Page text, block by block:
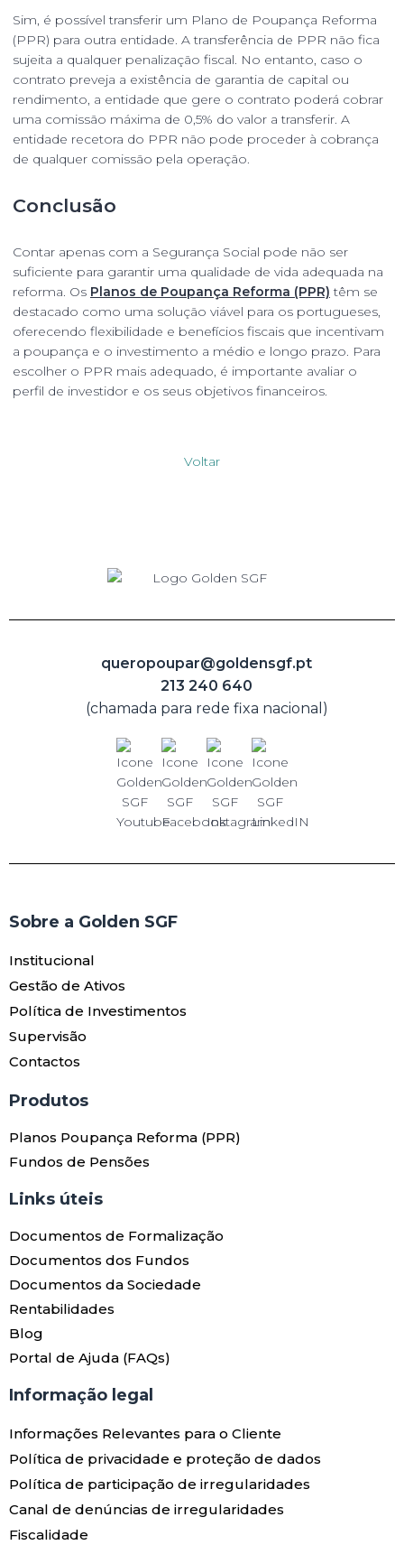
Sim, é possível transferir um Plano de Poupança Reforma
(PPR) para outra entidade. A transferência de PPR não fica
sujeita a qualquer penalização fiscal. No entanto, caso o
contrato preveja a existência de garantia de capital ou
rendimento, a entidade que gere o contrato poderá cobrar
uma comissão máxima de 0,5% do valor a transferir. A
entidade recetora do PPR não pode proceder à cobrança
de qualquer comissão pela operação.
Conclusão
Contar apenas com a Segurança Social pode não ser
suficiente para garantir uma qualidade de vida adequada na
reforma. Os Planos de Poupança Reforma (PPR) têm se
destacado como uma solução viável para os portugueses,
oferecendo flexibilidade e benefícios fiscais que incentivam
a poupança e o investimento a médio e longo prazo. Para
escolher o PPR mais adequado, é importante avaliar o
perfil de investidor e os seus objetivos financeiros.
Voltar
queropoupar@goldensgf.pt
213 240 640
(chamada para rede fixa nacional)
Sobre a Golden SGF
Institucional
Gestão de Ativos
Política de Investimentos
Supervisão
Contactos
Produtos​
Planos Poupança Reforma (PPR)
Fundos de Pensões
Links úteis​
Documentos de Formalização
Documentos dos Fundos
Documentos da Sociedade
Rentabilidades
Blog
Portal de Ajuda (FAQs)
Informação legal
Informações Relevantes para o Cliente
Política de privacidade e proteção de dados
Política de participação de irregularidades
Canal de denúncias de irregularidades
Fiscalidade